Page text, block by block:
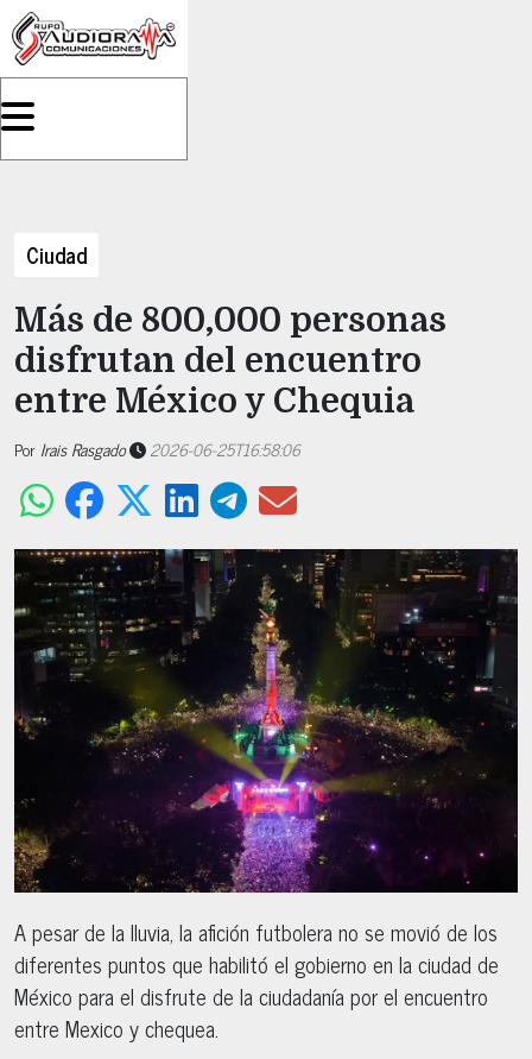
Ciudad
Más de 800,000 personas
disfrutan del encuentro
entre México y Chequia
Por Irais Rasgado 2026-06-25T16:58:06
A pesar de la lluvia, la afición futbolera no se movió de los
diferentes puntos que habilitó el gobierno en la ciudad de
México para el disfrute de la ciudadanía por el encuentro
entre Mexico y chequea.